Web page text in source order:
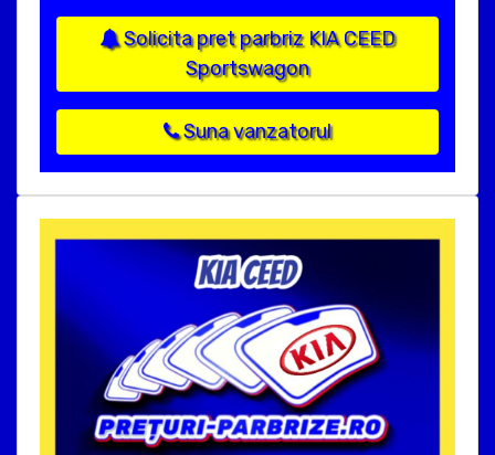
Solicita pret parbriz KIA CEED
Sportswagon
Suna vanzatorul